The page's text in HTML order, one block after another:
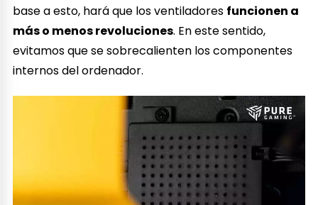
base a esto, hará que los ventiladores funcionen a
más o menos revoluciones. En este sentido,
evitamos que se sobrecalienten los componentes
internos del ordenador.